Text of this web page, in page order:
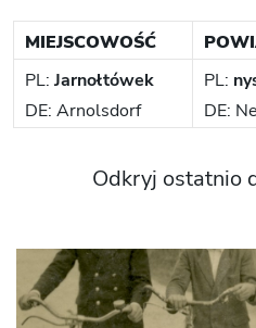
MIEJSCOWOŚĆ
PL: Jarnołtówek
DE: Arnolsdorf
PL:
DE:
Odkryj ostatnio